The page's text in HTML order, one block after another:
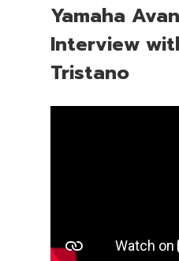
Yamaha
Interview
Tristano